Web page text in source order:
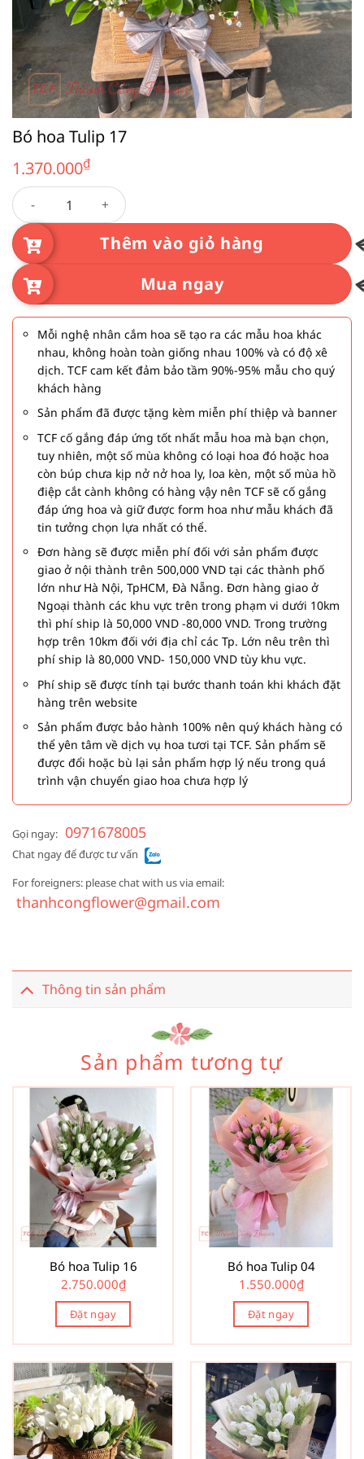
Bó hoa Tulip 17
1.370.000₫
Bó hoa Tulip 17 số lượng
Thêm vào giỏ hàng
Mua ngay
Mỗi nghệ nhân cắm hoa sẽ tạo ra các mẫu hoa khác
nhau, không hoàn toàn giống nhau 100% và có độ xê
dịch. TCF cam kết đảm bảo tầm 90%-95% mẫu cho quý
khách hàng
Sản phẩm đã được tặng kèm miễn phí thiệp và banner
TCF cố gắng đáp ứng tốt nhất mẫu hoa mà bạn chọn,
tuy nhiên, một số mùa không có loại hoa đó hoặc hoa
còn búp chưa kịp nở nở hoa ly, loa kèn, một số mùa hồ
điệp cắt cành không có hàng vậy nên TCF sẽ cố gắng
đáp ứng hoa và giữ được form hoa như mẫu khách đã
tin tưởng chọn lựa nhất có thể.
Đơn hàng sẽ được miễn phí đối với sản phẩm được
giao ở nội thành trên 500,000 VND tại các thành phố
lớn như Hà Nội, TpHCM, Đà Nẵng. Đơn hàng giao ở
Ngoại thành các khu vực trên trong phạm vi dưới 10km
thì phí ship là 50,000 VND -80,000 VND. Trong trường
hợp trên 10km đối với địa chỉ các Tp. Lớn nêu trên thì
phí ship là 80,000 VND- 150,000 VND tùy khu vực.
Phí ship sẽ được tính tại bước thanh toán khi khách đặt
hàng trên website
Sản phẩm được bảo hành 100% nên quý khách hàng có
thể yên tâm về dịch vụ hoa tươi tại TCF. Sản phẩm sẽ
được đổi hoặc bù lại sản phẩm hợp lý nếu trong quá
trình vận chuyển giao hoa chưa hợp lý
Gọi ngay: 0971678005
Chat ngay để được tư vấn
For foreigners: please chat with us via email:
thanhcongflower@gmail.com
Thông tin sản phẩm
Sản phẩm tương tự
Bó hoa Tulip 16
2.750.000₫
Đặt ngay
Bó hoa Tulip 04
1.550.000₫
Đặt ngay